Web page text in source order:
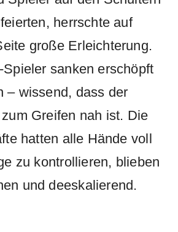
herrschte auf
große Erleichterung.
sanken erschöpft
– wissend, dass der
Greifen nah ist. Die
hatten alle Hände voll
zu kontrollieren, blieben
und deeskalierend.